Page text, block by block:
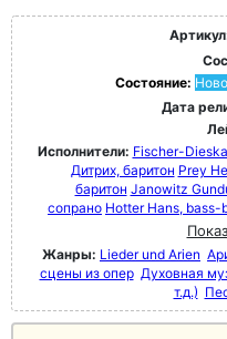
Состояние:
Дата
Исполнители: Fischer-
Дитрих, баритон Prey
баритон Janowitz
сопрано Hotter Hans, bass-
Жанры: Lieder und Arien
сцены из опер Духовная
т.д.)